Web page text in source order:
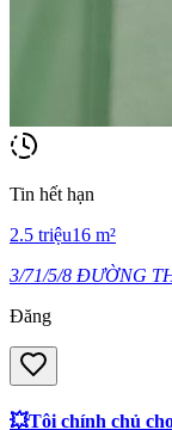
Tin hết hạn
2.5 triệu16 m²
3/71/5/8 ĐƯỜNG
Đăng
💥Tôi chính chủ